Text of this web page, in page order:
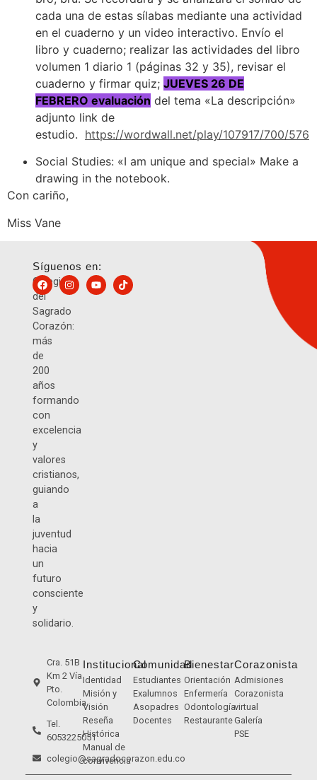
cada una de estas sílabas mediante una actividad
en el cuaderno y un video interactivo. Envío el
libro y cuaderno; realizar las actividades del libro
volumen 1 diario 1 (páginas 32 y 35), revisar el
cuaderno y firmar quiz; JUEVES 26 DE
FEBRERO evaluación del tema «La descripción»
adjunto link de
estudio. https://wordwall.net/play/107917/700/576
Social Studies: «I am unique and special» Make a
drawing in the notebook.
Con cariño,
Miss Vane
Colegio
del
Sagrado
Corazón:
más
de
200
años
formando
con
excelencia
y
valores
cristianos,
guiando
a
la
juventud
hacia
un
futuro
consciente
y
solidario.
Síguenos en:
Cra. 51B
Km 2 Vía
Pto.
Colombia
Tel.
6053225051
colegio@sagradocorazon.edu.co
Institucional
Identidad
Misión y
Visión
Reseña
Histórica
Manual de
convivencia
Comunidad
Estudiantes
Exalumnos
Asopadres
Docentes
Bienestar
Orientación
Enfermería
Odontología
Restaurante
Corazonista
Admisiones
Corazonista
virtual
Galería
PSE